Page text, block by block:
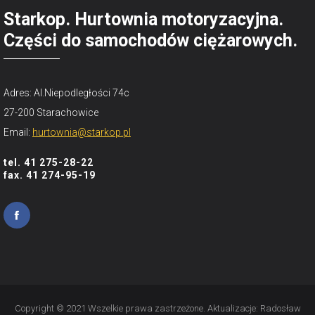
Starkop. Hurtownia motoryzacyjna.
Części do samochodów ciężarowych.
Adres: Al.Niepodległości 74c
27-200 Starachowice
Email: hurtownia@starkop.pl
tel. 41 275-28-22
fax. 41 274-95-19
Copyright © 2021 Wszelkie prawa zastrzeżone. Aktualizacje: Radosław